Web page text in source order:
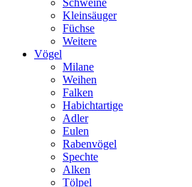
Schweine
Kleinsäuger
Füchse
Weitere
Vögel
Milane
Weihen
Falken
Habichtartige
Adler
Eulen
Rabenvögel
Spechte
Alken
Tölpel